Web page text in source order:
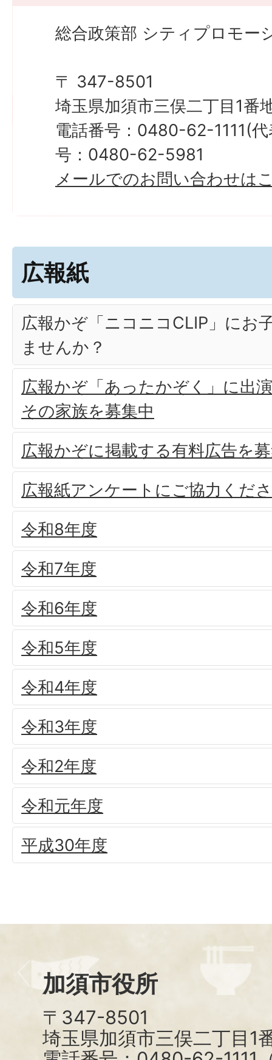
総合政策部 シティプロモー
〒 347-8501
埼玉県加須市三俣二丁目1番
電話番号：0480-62-1111(
号：0480-62-5981
メールでのお問い合わせは
広報紙
広報かぞ「ニコニコCLIP」にお
ませんか？
広報かぞ「あったかぞく」に出
その家族を募集中
広報かぞに掲載する有料広告を
広報紙アンケートにご協力くだ
令和8年度
令和7年度
令和6年度
令和5年度
令和4年度
令和3年度
令和2年度
令和元年度
平成30年度
加須市役所
〒347-8501
埼玉県加須市三俣二丁目1